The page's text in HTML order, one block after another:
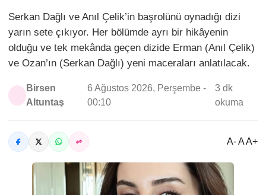
Serkan Dağlı ve Anıl Çelik’in başrolünü oynadığı dizi
yarın sete çıkıyor. Her bölümde ayrı bir hikâyenin
olduğu ve tek mekânda geçen dizide Erman (Anıl Çelik)
ve Ozan’ın (Serkan Dağlı) yeni maceraları anlatılacak.
Birsen
Altuntaş
6 Ağustos 2026, Perşembe -
00:10
3 dk
okuma
A- A A+